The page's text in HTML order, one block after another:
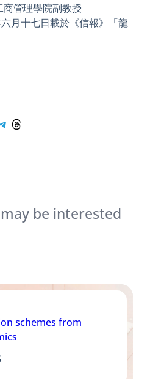
管理學院副教授
月十七日載於《信報》「龍
Share on Threads
be interested
schemes from